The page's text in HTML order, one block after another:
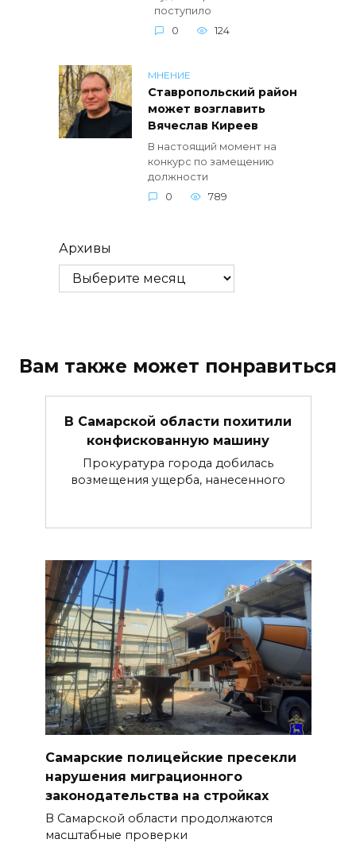
поступило
0
124
МНЕНИЕ
Ставропольский район
может возглавить
Вячеслав Киреев
В настоящий момент на
конкурс по замещению
должности
0
789
Архивы
Вам также может понравиться
В Самарской области похитили
конфискованную машину
Прокуратура города добилась
возмещения ущерба, нанесенного
Самарские полицейские пресекли
нарушения миграционного
законодательства на стройках
В Самарской области продолжаются
масштабные проверки